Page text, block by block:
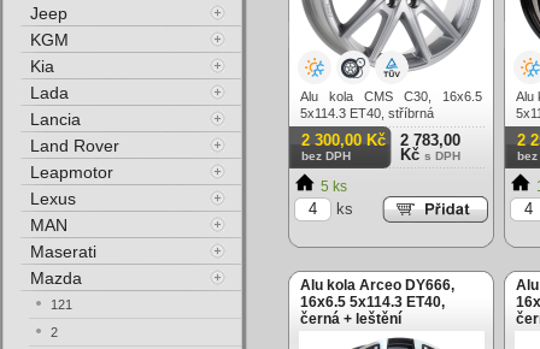
Alu kola CMS C30, 16x6.5
5x114.3 ET40, stříbrná
2 300,00 Kč
bez DPH
2 783,00
Kč s DPH
5 ks
ks
Alu
2
bez
Alu kola Arceo DY666,
16x6.5 5x114.3 ET40,
černá + leštění
Jeep
KGM
Kia
Lada
Lancia
Land Rover
Leapmotor
Lexus
MAN
Maserati
Mazda
121
2